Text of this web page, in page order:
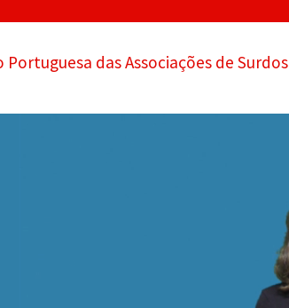
Portuguesa das Associações de Surdos